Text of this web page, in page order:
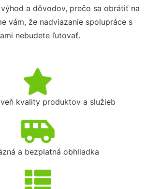
a dôvodov, prečo sa obrátiť na
vám, že nadviazanie spolupráce s
nebudete ľutovať.
kvality produktov a služieb
a bezplatná obhliadka